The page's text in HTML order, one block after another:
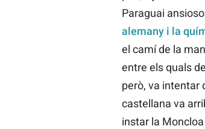
Paraguai
alemany i la
el camí de la
entre els quals
però, va intentar
castellana va
instar la